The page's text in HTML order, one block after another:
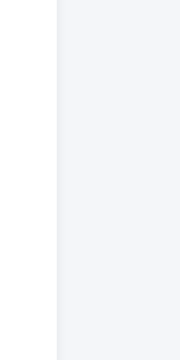
Yan sanayi şarjör,
Yan sanayi ifadesi
Tüfek Yedek
12, 20, 36/
Gen1,
3, 5, 8
Orijinal
Bir